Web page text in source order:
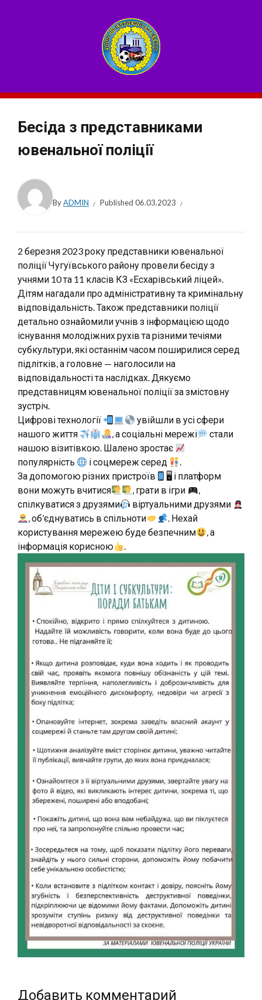
Бесіда з представниками
ювенальної поліції
ByADMIN Published 06.03.2023
2 березня 2023 року представники ювенальної
поліції Чугуївського району провели бесіду з
учнями 10 та 11 класів КЗ «Есхарівський ліцей».
Дітям нагадали про адміністративну та кримінальну
відповідальність. Також представники поліції
детально ознайомили учнів з інформацією щодо
існування молодіжних рухів та різними течіями
субкультури, які останнім часом поширилися серед
підлітків, а головне — наголосили на
відповідальності та наслідках. Дякуємо
представницям ювенальної поліції за змістовну
зустріч.
Цифрові технології
увійшли в усі сфери
нашого життя
, а соціальні мережі
стали
нашою візитівкою. Шалено зростає
популярність
і соцмереж серед
.
За допомогою різних пристроїв
🖥 і платформ
вони можуть вчитися
, грати в ігри
,
спілкуватися з друзями
віртуальними друзями
, об’єднуватись в спільноти
. Нехай
користування мережею буде безпечним
, а
інформація корисною
.
Добавить комментарий